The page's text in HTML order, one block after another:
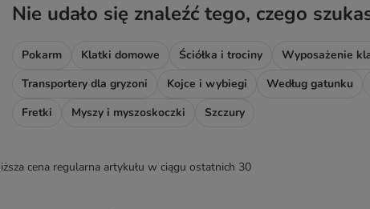
Nie udało się znaleźć tego, czego
Pokarm Klatki domowe Ściółka i trociny Wyposażenie
Transportery dla gryzoni
Kojce i wybiegi Według gatunku
Fretki
Myszy i myszoskoczki Szczury
cena regularna artykułu w ciągu ostatnich 30